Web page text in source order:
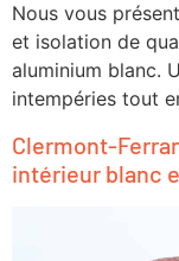
Nous vous
et isolation de
aluminium blanc.
intempéries tout
Clermont-
intérieur blanc